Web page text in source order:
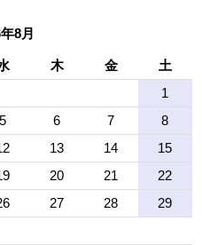
8月
木 金
土
1
5 6 7
8
13 14
15
20 21
22
27 28
29